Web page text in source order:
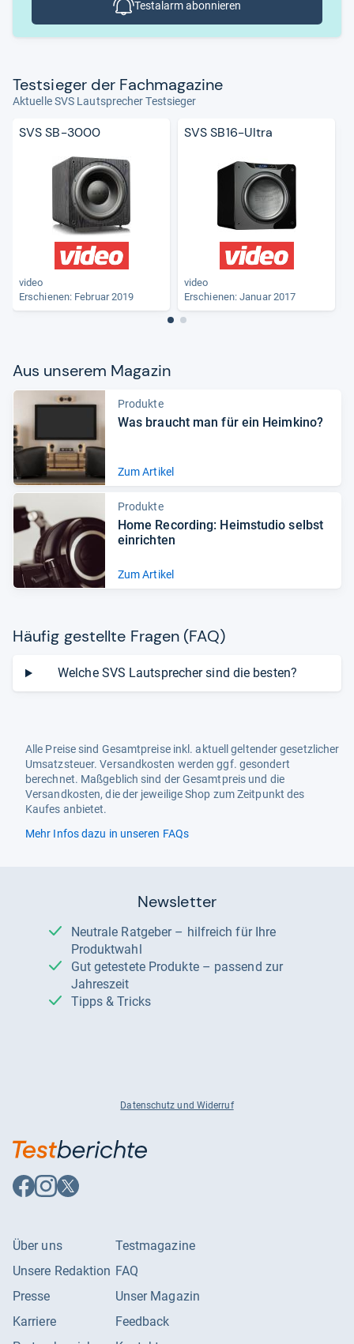
Testalarm abonnieren
Test­sie­ger der Fach­ma­ga­zine
Aktuelle SVS Lautsprecher Testsieger
SVS SB-3000
video
Erschienen: Februar 2019
SVS SB16-Ultra
video
Erschienen: Januar 2017
Aus unse­rem Maga­zin
Produkte
Was braucht man für ein Heim­kino?
Zum Artikel
Produkte
Home Recor­ding: Heim­stu­dio selbst
ein­rich­ten
Zum Artikel
Häu­fig gestellte Fra­gen (FAQ)
Welche SVS Lautsprecher sind die besten?
Alle Preise sind Gesamtpreise inkl. aktuell geltender gesetzlicher
Umsatzsteuer. Versandkosten werden ggf. gesondert
berechnet. Maßgeblich sind der Gesamtpreis und die
Versandkosten, die der jeweilige Shop zum Zeitpunkt des
Kaufes anbietet.
Mehr Infos dazu in unseren FAQs
Newsletter
Neutrale Ratgeber – hilfreich für Ihre
Produktwahl
Gut getestete Produkte – passend zur
Jahreszeit
Tipps & Tricks
Datenschutz und Widerruf
Auf
Facebook
Auf
Instagram
Auf
X
Über uns
Unsere Redaktion
Presse
Karriere
Testmagazine
FAQ
Unser Magazin
Feedback